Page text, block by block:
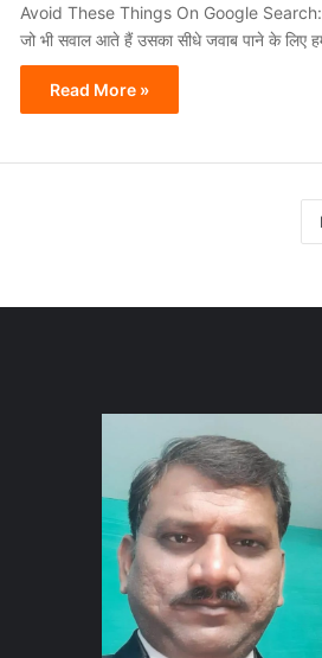
Avoid These Things On Google Search:
जो भी सवाल आते हैं उसका सीधे जवाब पाने के लिए
Read More »